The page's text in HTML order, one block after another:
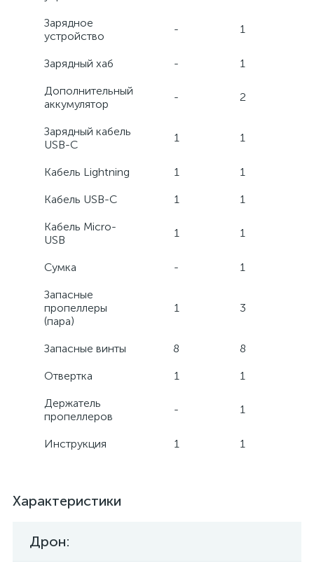
Зарядное
устройство
- 1
Зарядный хаб - 1
Дополнительный
аккумулятор
- 2
Зарядный кабель
USB-C
1 1
Кабель Lightning 1 1
Кабель USB-C 1 1
Кабель Micro-
USB
1 1
Сумка - 1
Запасные
пропеллеры
(пара)
1 3
Запасные винты 8 8
Отвертка 1 1
Держатель
пропеллеров
- 1
Инструкция 1 1
Характеристики
Дрон: